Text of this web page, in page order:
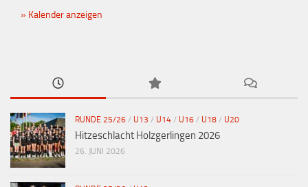
Kalender anzeigen
RUNDE 25/26 / U13 / U14 / U16 / U18 / U20
Hitzeschlacht Holzgerlingen 2026
26. JUNI 2026